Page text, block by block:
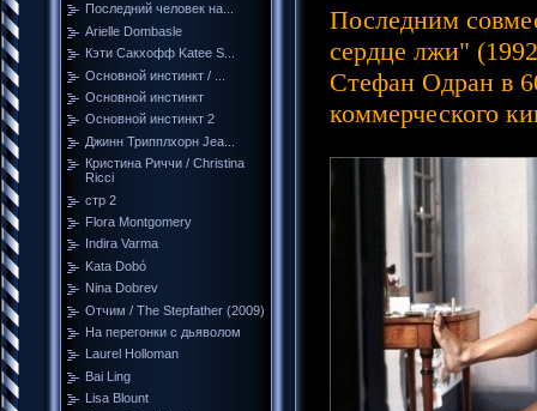
Последний человек на...
Arielle Dombasle
Кэти Сакхофф Katee S...
Основной инстинкт / ...
Основной инстинкт
Основной инстинкт 2
Джинн Трипплхорн Jea...
Кристина Риччи / Christina
Ricci
стр 2
Flora Montgomery
Indira Varma
Kata Dobó
Nina Dobrev
Отчим / The Stepfather (2009)
На перегонки с дьяволом
Laurel Holloman
Bai Ling
Lisa Blount
Последним
сердце лжи"
Стефан Одран в
коммерческого